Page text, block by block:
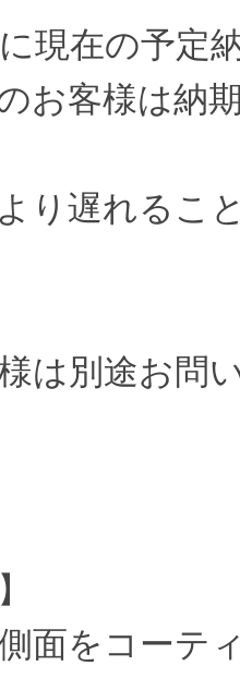
現在の予定
お客様は納
り遅れるこ
は別途お問
面をコーテ